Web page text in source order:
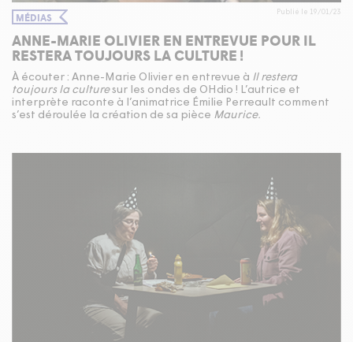
MÉDIAS Publié le 19/01/23
ANNE-MARIE OLIVIER EN ENTREVUE POUR IL
RESTERA TOUJOURS LA CULTURE !
À écouter : Anne-Marie Olivier en entrevue à Il restera
toujours la culturesur les ondes de OHdio ! L’autrice et
interprète raconte à l’animatrice Émilie Perreault comment
s’est déroulée la création de sa pièce Maurice.